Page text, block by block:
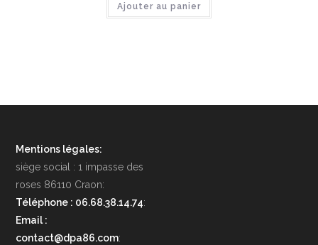
Ajouter au panier
Mentions légales:
siège social : 1 impasse des
roses 86110 Craon:
Téléphone : 06.68.38.14.74:
Email :
contact@dpa86.com: